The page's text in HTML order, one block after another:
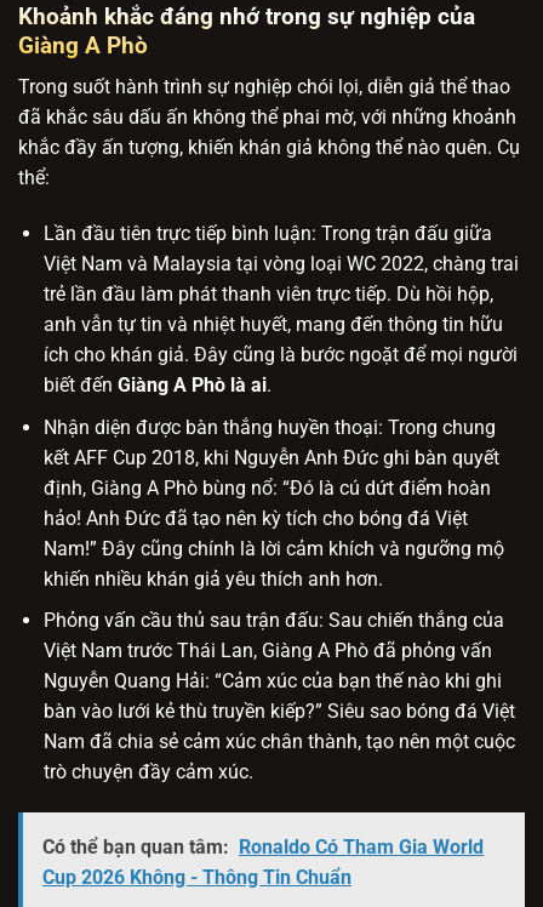
Khoảnh khắc đáng nhớ trong sự nghiệp của
Giàng A Phò
Trong suốt hành trình sự nghiệp chói lọi, diễn giả thể thao
đã khắc sâu dấu ấn không thể phai mờ, với những khoảnh
khắc đầy ấn tượng, khiến khán giả không thể nào quên. Cụ
thể:
Lần đầu tiên trực tiếp bình luận: Trong trận đấu giữa
Việt Nam và Malaysia tại vòng loại WC 2022, chàng trai
trẻ lần đầu làm phát thanh viên trực tiếp. Dù hồi hộp,
anh vẫn tự tin và nhiệt huyết, mang đến thông tin hữu
ích cho khán giả. Đây cũng là bước ngoặt để mọi người
biết đến Giàng A Phò là ai.
Nhận diện được bàn thắng huyền thoại: Trong chung
kết AFF Cup 2018, khi Nguyễn Anh Đức ghi bàn quyết
định, Giàng A Phò bùng nổ: “Đó là cú dứt điểm hoàn
hảo! Anh Đức đã tạo nên kỳ tích cho bóng đá Việt
Nam!” Đây cũng chính là lời cảm khích và ngưỡng mộ
khiến nhiều khán giả yêu thích anh hơn.
Phỏng vấn cầu thủ sau trận đấu: Sau chiến thắng của
Việt Nam trước Thái Lan, Giàng A Phò đã phỏng vấn
Nguyễn Quang Hải: “Cảm xúc của bạn thế nào khi ghi
bàn vào lưới kẻ thù truyền kiếp?” Siêu sao bóng đá Việt
Nam đã chia sẻ cảm xúc chân thành, tạo nên một cuộc
trò chuyện đầy cảm xúc.
Có thể bạn quan tâm: Ronaldo Có Tham Gia World
Cup 2026 Không - Thông Tin Chuẩn